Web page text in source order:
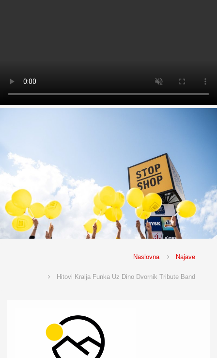
Naslovna Najave
Hitovi Kralja Funka Uz Dino Dvornik Tribute Band